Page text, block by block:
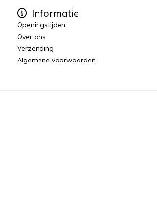
Informatie
Openingstijden
Over ons
Verzending
Algemene voorwaarden